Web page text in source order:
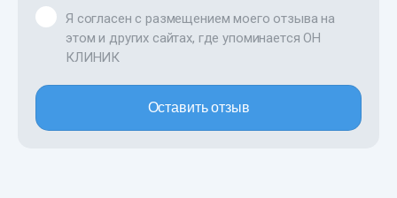
Я согласен с размещением моего отзыва на
этом и других сайтах, где упоминается ОН
КЛИНИК
Оставить отзыв